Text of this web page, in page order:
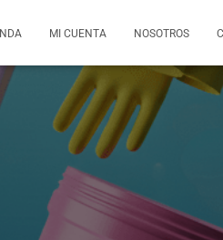
MI CUENTA NOSOTROS